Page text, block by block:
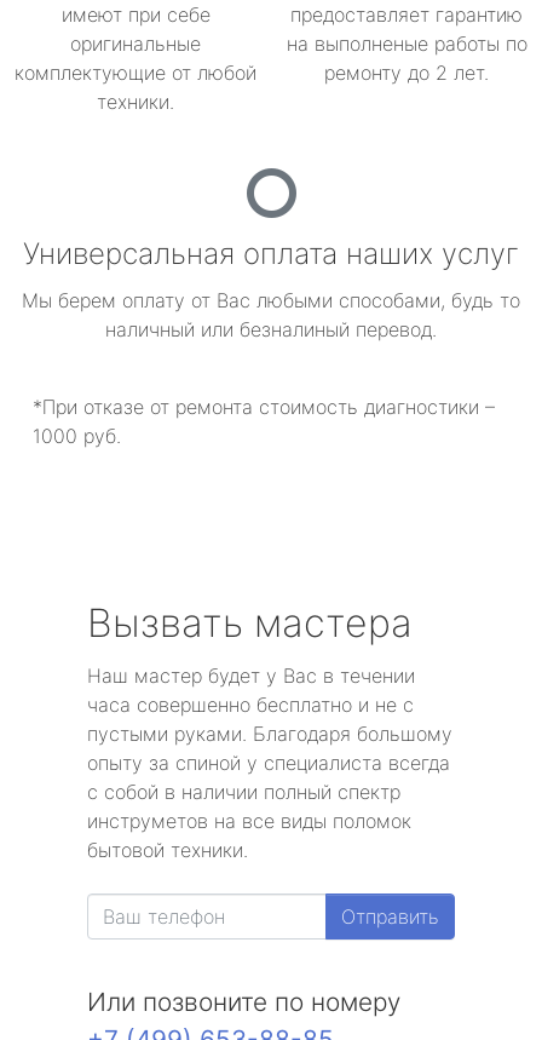
имеют при себе
оригинальные
комплектующие от любой
техники.
предоставляет гарантию
на выполненые работы по
ремонту до 2 лет.
Универсальная оплата наших услуг
Мы берем оплату от Вас любыми способами, будь то
наличный или безналиный перевод.
*При отказе от ремонта стоимость диагностики –
1000 руб.
Вызвать мастера
Наш мастер будет у Вас в течении
часа совершенно бесплатно и не с
пустыми руками. Благодаря большому
опыту за спиной у специалиста всегда
с собой в наличии полный спектр
инструметов на все виды поломок
бытовой техники.
Отправить
Или позвоните по номеру